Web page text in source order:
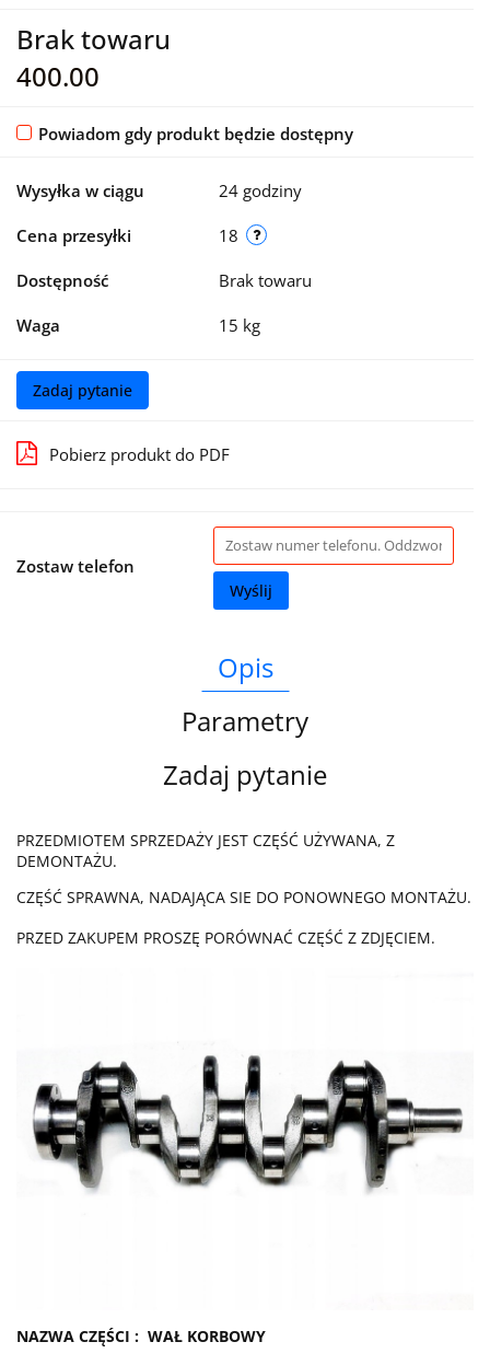
Brak towaru
400.00
Powiadom gdy produkt będzie dostępny
Wysyłka w ciągu 24 godziny
Cena przesyłki 18
Dostępność Brak towaru
Waga 15 kg
Zadaj pytanie
Pobierz produkt do PDF
Zostaw telefon
Wyślij
Opis
Parametry
Zadaj pytanie
PRZEDMIOTEM SPRZEDAŻY JEST CZĘŚĆ UŻYWANA, Z
DEMONTAŻU.
CZĘŚĆ SPRAWNA, NADAJĄCA SIE DO PONOWNEGO MONTAŻU.
PRZED ZAKUPEM PROSZĘ PORÓWNAĆ CZĘŚĆ Z ZDJĘCIEM.
NAZWA CZĘŚCI : WAŁ KORBOWY